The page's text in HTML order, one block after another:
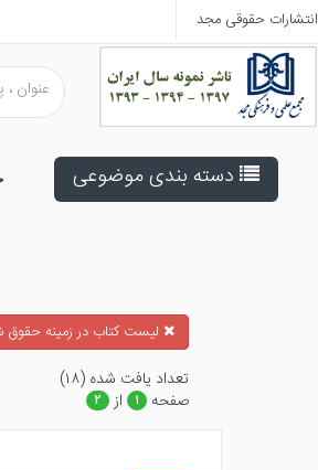
انتشارات حقوقی مجد
دسته بندی موضوعی
ليست كتاب در زمينه
تعداد يافت شده (۱۸)
صفحه
۱ از ۲